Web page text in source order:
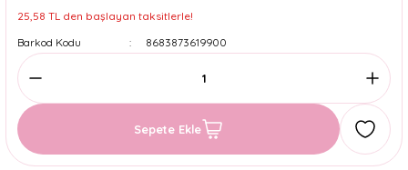
25,58 TL den başlayan taksitlerle!
Barkod Kodu
8683873619900
Sepete Ekle